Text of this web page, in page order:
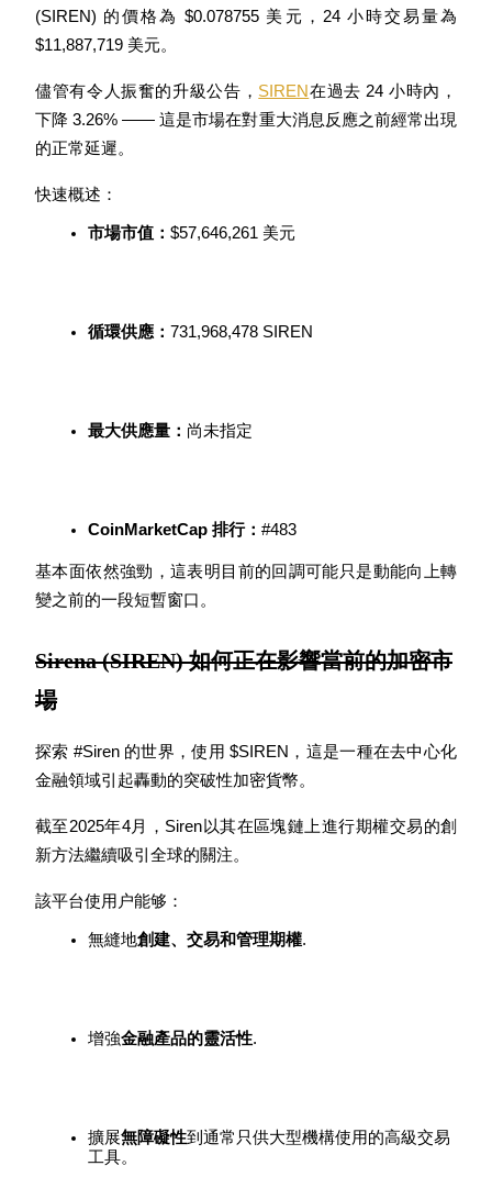
合約資訊
包含交易情況等的大數據分析
合約功能使用指南
交易策略
學習如何保持盈利
使您的資產穩定增值
(SIREN) 的價格為 $0.078755 美元，24 小時交易量為
$11,887,719 美元。
儘管有令人振奮的升級公告， SIREN在過去 24 小時內，
下降 3.26% —— 這是市場在對重大消息反應之前經常出現
的正常延遲。
快速概述：
市場市值： $57,646,261 美元
循環供應： 731,968,478 SIREN
最大供應量： 尚未指定
CoinMarketCap 排行： #483
基本面依然強勁，這表明目前的回調可能只是動能向上轉
變之前的一段短暫窗口。
Sirena (SIREN) 如何正在影響當前的加密市
場
探索 #Siren 的世界，使用 $SIREN，這是一種在去中心化
金融領域引起轟動的突破性加密貨幣。
截至2025年4月，Siren以其在區塊鏈上進行期權交易的創
新方法繼續吸引全球的關注。
該平台使用户能够：
無縫地創建、交易和管理期權.
增強金融產品的靈活性.
擴展無障礙性到通常只供大型機構使用的高級交易
工具。